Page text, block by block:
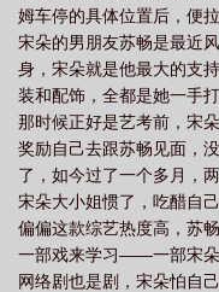
姆车停的具体位置后，便
宋朵的男朋友苏畅是最近
身，宋朵就是他最大的支
装和配饰，全都是她一手打
那时候正好是艺考前，宋
奖励自己去跟苏畅见面，
了，如今过了一个多月，
宋朵大小姐惯了，吃醋自
偏偏这款综艺热度高，苏
一部戏来学习——一部宋朵
网络剧也是剧，宋朵怕自